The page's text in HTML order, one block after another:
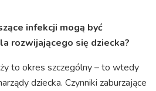
infekcji mogą być
rozwijającego się dziecka?
to okres szczególny – to wtedy
dziecka. Czynniki zaburzające